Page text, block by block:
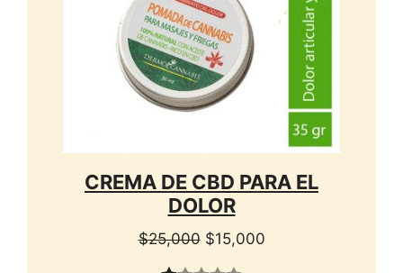
CREMA DE CBD PARA EL
DOLOR
$25,000 El
$15,000El